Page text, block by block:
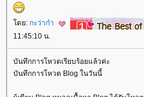
ดย: กะว่าก๋า
11:45:10 น.
บันทึกการโหวตเรียบร้อยแล้วค่ะ
บันทึกการโหวต Blog ในวันนี้